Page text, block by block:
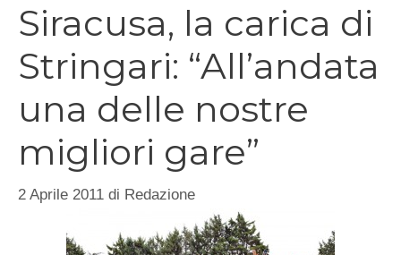
Siracusa, la carica di
Stringari: “All’andata
una delle nostre
migliori gare”
2 Aprile 2011 di Redazione